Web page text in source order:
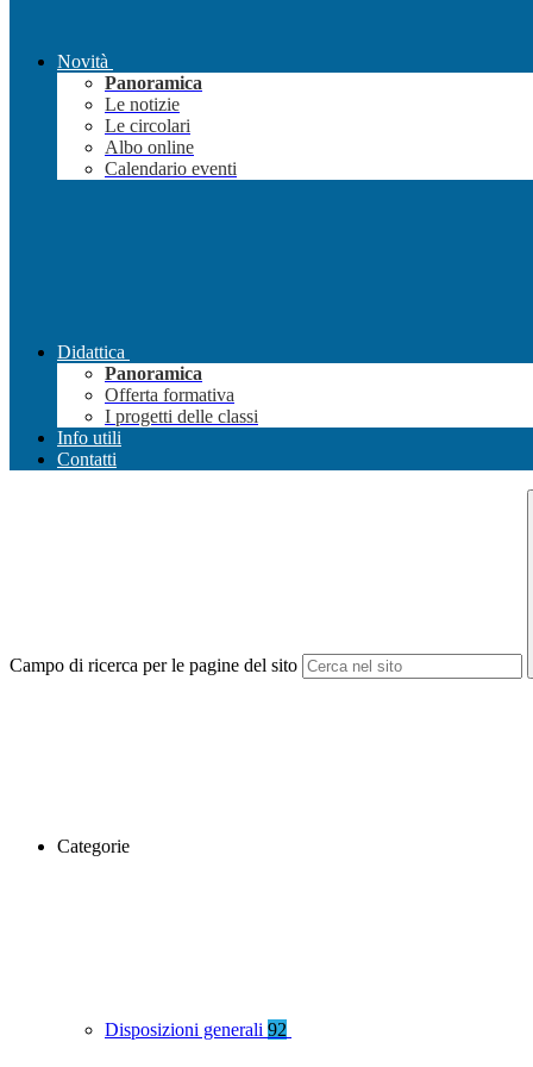
Novità
Panoramica
Le notizie
Le circolari
Albo online
Calendario eventi
Didattica
Panoramica
Offerta formativa
I progetti delle classi
Info utili
Contatti
Campo di ricerca per le pagine del sito
Categorie
Disposizioni generali 92